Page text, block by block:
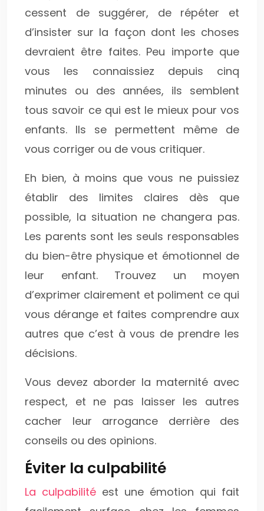
cessent de suggérer, de répéter et
d’insister sur la façon dont les choses
devraient être faites. Peu importe que
vous les connaissiez depuis cinq
minutes ou des années, ils semblent
tous savoir ce qui est le mieux pour vos
enfants. Ils se permettent même de
vous corriger ou de vous critiquer.
Eh bien, à moins que vous ne puissiez
établir des limites claires dès que
possible, la situation ne changera pas.
Les parents sont les seuls responsables
du bien-être physique et émotionnel de
leur enfant. Trouvez un moyen
d’exprimer clairement et poliment ce qui
vous dérange et faites comprendre aux
autres que c’est à vous de prendre les
décisions.
Vous devez aborder la maternité avec
respect, et ne pas laisser les autres
cacher leur arrogance derrière des
conseils ou des opinions.
Éviter la culpabilité
La culpabilité est une émotion qui fait